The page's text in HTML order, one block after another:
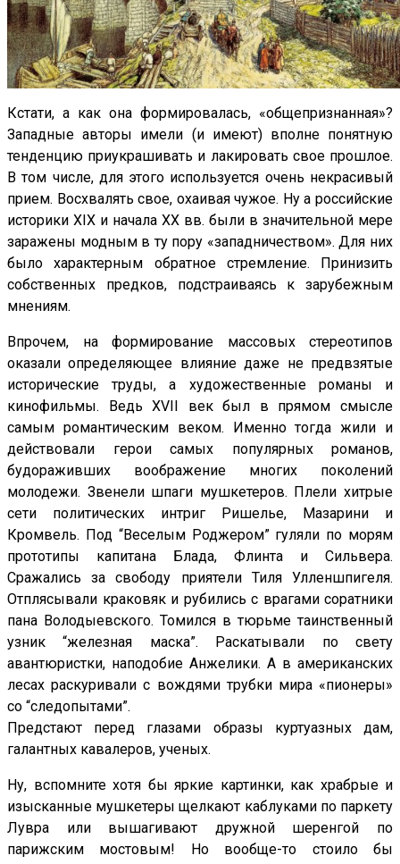
Кстати, а как она формировалась, «общепризнанная»?
Западные авторы имели (и имеют) вполне понятную
тенденцию приукрашивать и лакировать свое прошлое.
В том числе, для этого используется очень некрасивый
прием. Восхвалять свое, охаивая чужое. Ну а российские
историки XIX и начала ХХ вв. были в значительной мере
заражены модным в ту пору «западничеством». Для них
было характерным обратное стремление. Принизить
собственных предков, подстраиваясь к зарубежным
мнениям.
Впрочем, на формирование массовых стереотипов
оказали определяющее влияние даже не предвзятые
исторические труды, а художественные романы и
кинофильмы. Ведь XVII век был в прямом смысле
самым романтическим веком. Именно тогда жили и
действовали герои самых популярных романов,
будораживших воображение многих поколений
молодежи. Звенели шпаги мушкетеров. Плели хитрые
сети политических интриг Ришелье, Мазарини и
Кромвель. Под “Веселым Роджером” гуляли по морям
прототипы капитана Блада, Флинта и Сильвера.
Сражались за свободу приятели Тиля Улленшпигеля.
Отплясывали краковяк и рубились с врагами соратники
пана Володыевского. Томился в тюрьме таинственный
узник “железная маска”. Раскатывали по свету
авантюристки, наподобие Анжелики. А в американских
лесах раскуривали с вождями трубки мира «пионеры»
со “следопытами”.
Предстают перед глазами образы куртуазных дам,
галантных кавалеров, ученых.
Ну, вспомните хотя бы яркие картинки, как храбрые и
изысканные мушкетеры щелкают каблуками по паркету
Лувра или вышагивают дружной шеренгой по
парижским мостовым! Но вообще-то стоило бы